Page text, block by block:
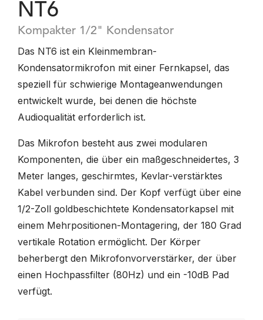
NT6
Kompakter 1/2" Kondensator
Das NT6 ist ein Kleinmembran-
Kondensatormikrofon mit einer Fernkapsel, das
speziell für schwierige Montageanwendungen
entwickelt wurde, bei denen die höchste
Audioqualität erforderlich ist.
Das Mikrofon besteht aus zwei modularen
Komponenten, die über ein maßgeschneidertes, 3
Meter langes, geschirmtes, Kevlar-verstärktes
Kabel verbunden sind. Der Kopf verfügt über eine
1/2-Zoll goldbeschichtete Kondensatorkapsel mit
einem Mehrpositionen-Montagering, der 180 Grad
vertikale Rotation ermöglicht. Der Körper
beherbergt den Mikrofonvorverstärker, der über
einen Hochpassfilter (80Hz) und ein -10dB Pad
verfügt.